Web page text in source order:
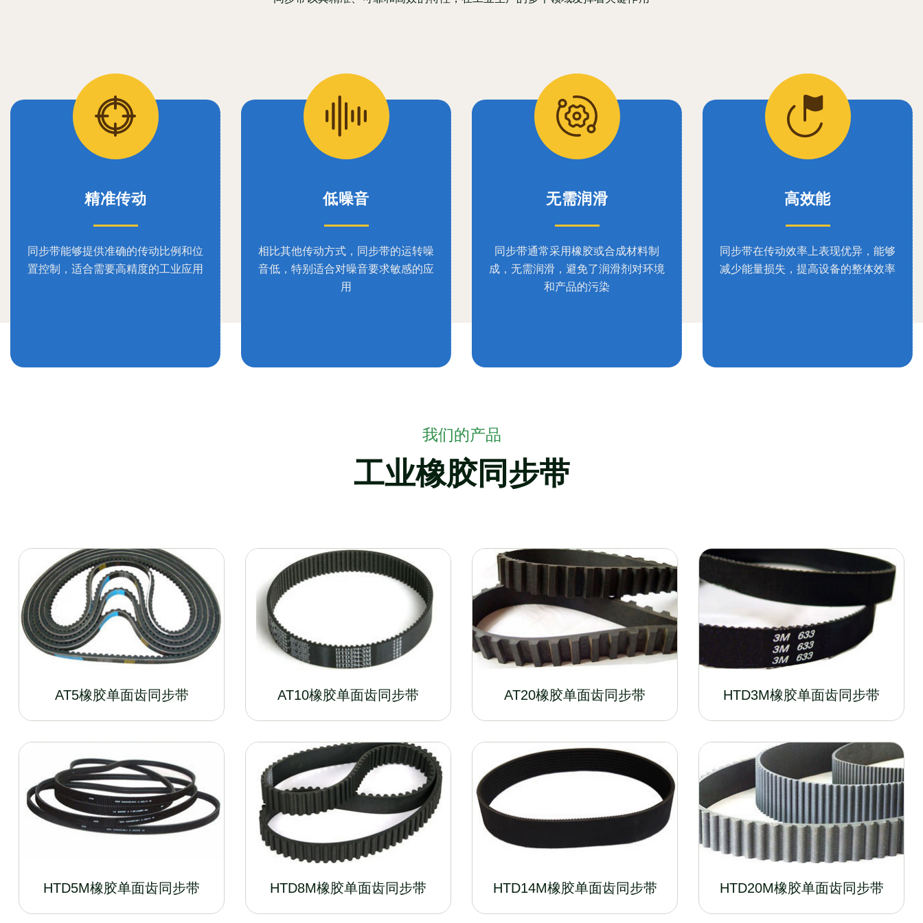
精准传动
同步带能够提供准确的传动比例和位
置控制，适合需要高精度的工业应用
低噪音
相比其他传动方式，同步带的运转噪
音低，特别适合对噪音要求敏感的应
用
无需润滑
同步带通常采用橡胶或合成材料制
成，无需润滑，避免了润滑剂对环境
和产品的污染
高效能
同步带在传动效率上表现优异，能够
减少能量损失，提高设备的整体效率
我们的产品
工业橡胶同步带
AT5橡胶单面齿同步带 AT10橡胶单面齿同步带 AT20橡胶单面齿同步带 HTD3M橡胶单面齿同步带
HTD5M橡胶单面齿同步带 HTD8M橡胶单面齿同步带 HTD14M橡胶单面齿同步带 HTD20M橡胶单面齿同步带